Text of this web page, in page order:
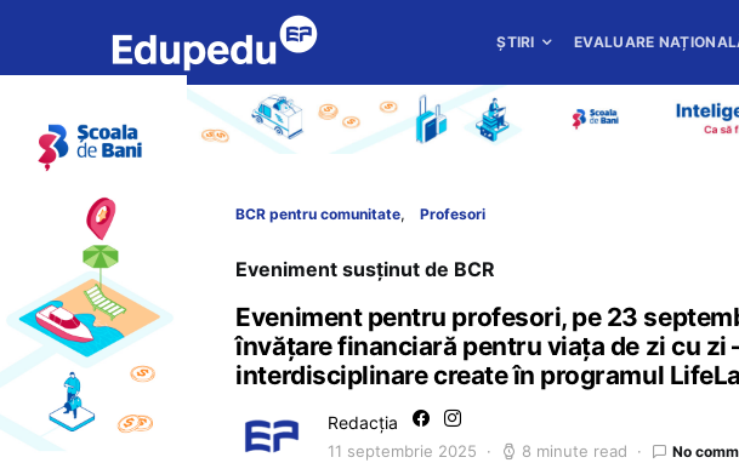
ȘTIRI EVALUARE
BCR pentru comunitate Profesori
Eveniment susținut de BCR
Eveniment pentru profesori, pe 23
învățare financiară pentru viața de zi cu
interdisciplinare create în programul
Redacția
11 septembrie 2025 8 minute read No